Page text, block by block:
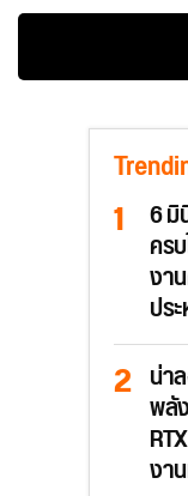
6
คร
งา
ปร
น่า
พลั
งา